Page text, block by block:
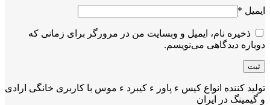
ایمیل *
ذخیره نام، ایمیل و وبسایت من در مرورگر برای زمانی که
دوباره دیدگاهی می‌نویسم.
تولید کننده انواع کیس ء پاور ء کیبرد ء موس با کاربری خانگی ارادی
و گیمینگ در ایران